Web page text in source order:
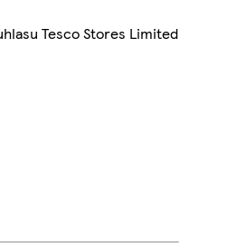
Tesco Stores Limited